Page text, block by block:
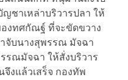
ชาเหล่าบริวารปลา ให้
งทศกัณฐ์ ที่จะขัดขวาง
จับนางสุพรรณ มัจฉา
รณมัจฉา ให้สั่งบริวาร
งแล้วเสร็จ กองทัพ